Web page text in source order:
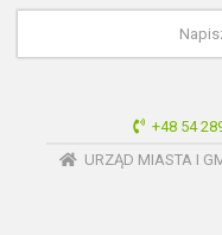
+48 54
URZĄD MIASTA I